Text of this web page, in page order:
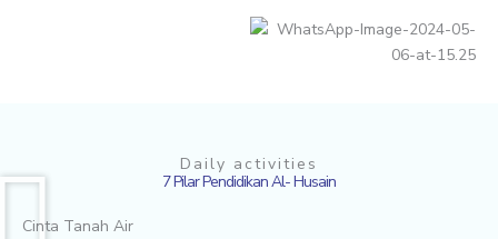
Daily activities
7 Pilar Pendidikan Al- Husain
Cinta Tanah Air